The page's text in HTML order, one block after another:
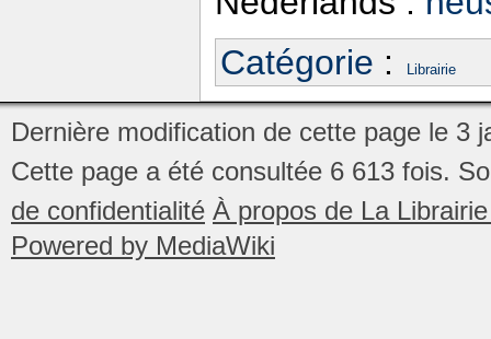
Catégorie : Librairie
Dernière modification de cette page le 3
Cette page a été consultée 6 613 fois.
de confidentialité À propos de La
Powered by MediaWiki